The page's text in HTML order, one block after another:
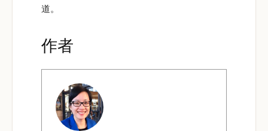
道。
作者